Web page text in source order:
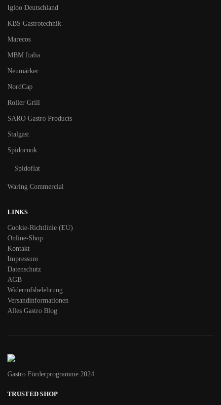
Igloo Deutschland
KBS Gastrotechnik
Marecos
MBM Italia
Neumärker
NordCap
Roller Grill
SARO Gastro Products
Stalgast
Spidocook
Spidoflat
Waring Commercial
LINKS
Cookie-Richtlinie (EU)
Online-Shop
Kontakt
Impressum
Datenschutz
AGB
Widerrufsbelehrung
Versandinformationen
Alles Gastro Blog
Gastro Förderprogramme 2024
TRUSTED SHOP